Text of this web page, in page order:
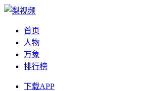
首页
人物
万象
排行榜
下载APP